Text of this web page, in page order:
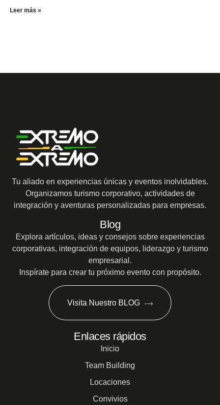
Leer más »
Tu aliado en experiencias únicas y eventos inolvidables.
Organizamos turismo corporativo, actividades de
integración y aventuras personalizadas para empresas.
Blog
Explora artículos, ideas y consejos sobre experiencias
corporativas, integración de equipos, liderazgo y turismo
empresarial.
Inspírate para crear tu próximo evento con propósito.
Visita Nuestro BLOG
Enlaces rápidos
Inicio
Team Building
Locaciones
Convivios